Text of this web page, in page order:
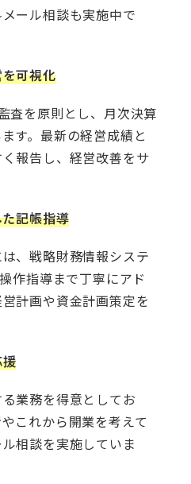
ール相談も実施中で
可視化
査を原則とし、月次決算
す。最新の経営成績と
報告し、経営改善をサ
記帳指導
、戦略財務情報システ
作指導まで丁寧にアド
計画や資金計画策定を
業務を得意としてお
これから開業を考えて
相談を実施していま